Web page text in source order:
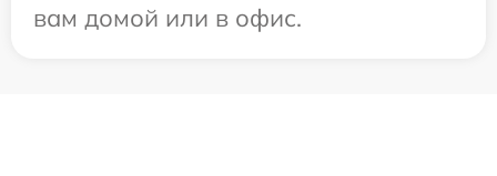
вам домой или в офис.